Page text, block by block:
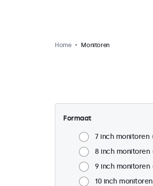
Home Monitoren
Formaat
7 inch monitoren
8 inch monitoren
9 inch monitoren
10 inch monitoren